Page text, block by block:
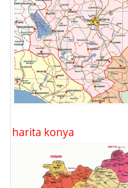
harita konya